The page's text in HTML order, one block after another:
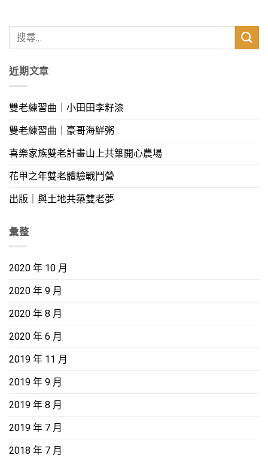
近期文章
雙老練習曲｜小田田李籽漆
雙老練習曲｜豪哥海鮮粥
喜樂家族雙老計畫山上共築開心農場
花甲之年雙老體驗戰鬥營
出版｜與土地共築雙老夢
彙整
2020 年 10 月
2020 年 9 月
2020 年 8 月
2020 年 6 月
2019 年 11 月
2019 年 9 月
2019 年 8 月
2019 年 7 月
2018 年 7 月